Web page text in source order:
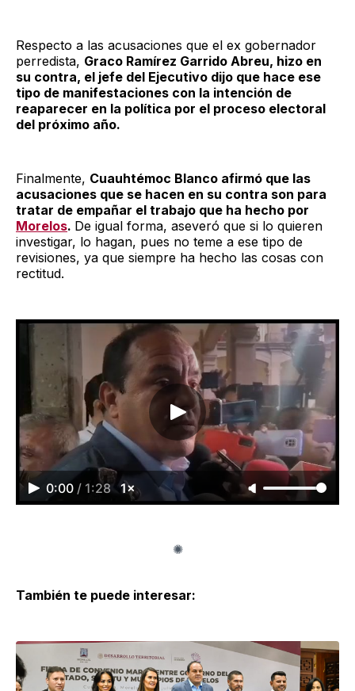
Respecto a las acusaciones que el ex gobernador
perredista, Graco Ramírez Garrido Abreu, hizo en
su contra, el jefe del Ejecutivo dijo que hace ese
tipo de manifestaciones con la intención de
reaparecer en la política por el proceso electoral
del próximo año.
Finalmente, Cuauhtémoc Blanco afirmó que las
acusaciones que se hacen en su contra son para
tratar de empañar el trabajo que ha hecho por
Morelos. De igual forma, aseveró que si lo quieren
investigar, lo hagan, pues no teme a ese tipo de
revisiones, ya que siempre ha hecho las cosas con
rectitud.
0:00 / 1:28 1×
También te puede interesar: